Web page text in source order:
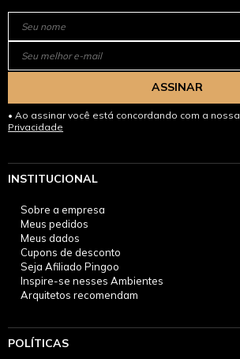
ASSINAR
Ao assinar você está concordando com a nossa
Privacidade
INSTITUCIONAL
Sobre a empresa
Meus pedidos
Meus dados
Cupons de desconto
Seja Afiliado Pingoo
Inspire-se nesses Ambientes
Arquitetos recomendam
POLÍTICAS